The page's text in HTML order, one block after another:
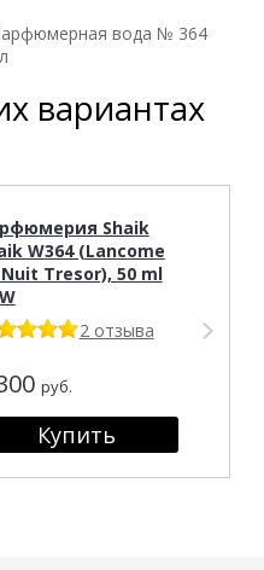
вода № 364
вариантах
Shaik
W364 (Lancome
Tresor), 50 ml
2 отзыва
руб.